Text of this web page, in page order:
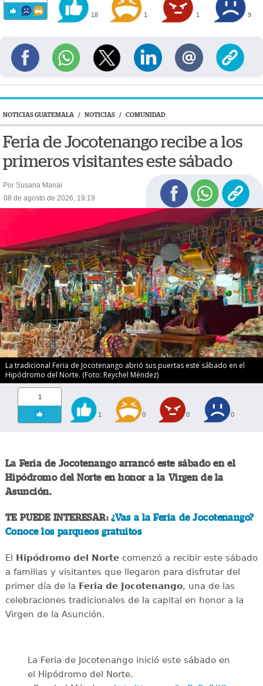
18 1 1 9
NOTICIAS GUATEMALA / NOTICIAS / COMUNIDAD
Feria de Jocotenango recibe a los
primeros visitantes este sábado
Por Susana Manai
08 de agosto de 2026, 19:19
La tradicional Feria de Jocotenango abrió sus puertas este sábado en el
Hipódromo del Norte. (Foto: Reychel Méndez)
1
1 0 0 0
La Feria de Jocotenango arrancó este sábado en el
Hipódromo del Norte en honor a la Virgen de la
Asunción.
TE PUEDE INTERESAR:¿Vas a la Feria de Jocotenango?
Conoce los parqueos gratuitos
El Hipódromo del Nortecomenzó a recibir este sábado
a familias y visitantes que llegaron para disfrutar del
primer día de la Feria de Jocotenango, una de las
celebraciones tradicionales de la capital en honor a la
Virgen de la Asunción.
La Feria de Jocotenango inició este sábado en
el Hipódromo del Norte.